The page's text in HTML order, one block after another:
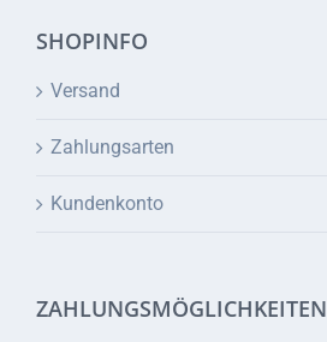
SHOPINFO
Versand
Zahlungsarten
Kundenkonto
ZAHLUNGSMÖGLICHKEITEN